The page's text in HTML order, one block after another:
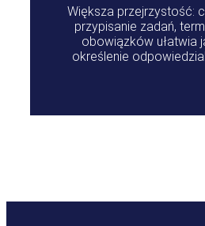
Większa przejrzystość:
przypisanie zadań,
obowiązków ułatwia
określenie